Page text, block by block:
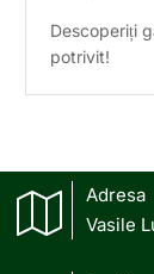
Descoperiți
potrivit!
Adresa
Vasile